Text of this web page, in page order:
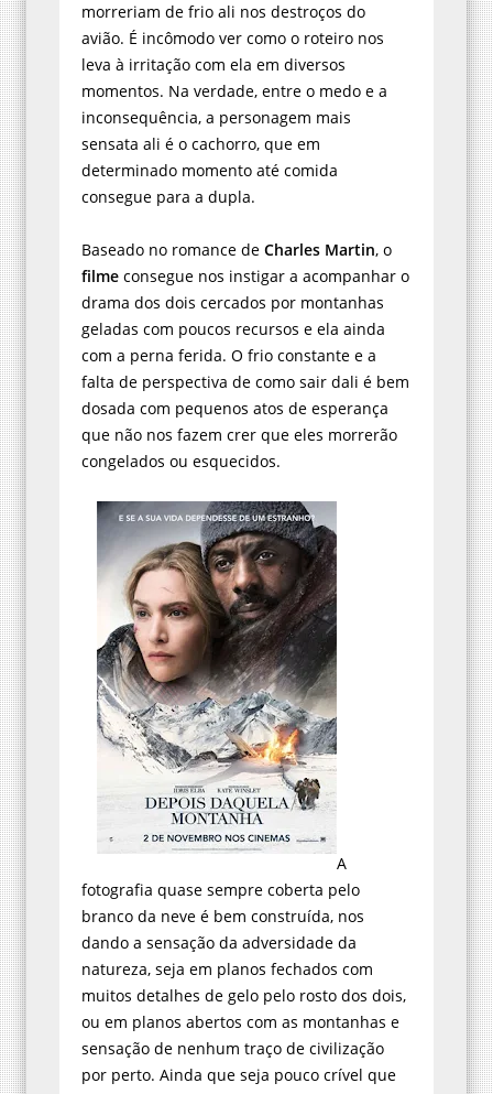
morreriam de frio ali nos destroços do
avião. É incômodo ver como o roteiro nos
leva à irritação com ela em diversos
momentos. Na verdade, entre o medo e a
inconsequência, a personagem mais
sensata ali é o cachorro, que em
determinado momento até comida
consegue para a dupla.
Baseado no romance de Charles Martin, o
filme consegue nos instigar a acompanhar o
drama dos dois cercados por montanhas
geladas com poucos recursos e ela ainda
com a perna ferida. O frio constante e a
falta de perspectiva de como sair dali é bem
dosada com pequenos atos de esperança
que não nos fazem crer que eles morrerão
congelados ou esquecidos.
A
fotografia quase sempre coberta pelo
branco da neve é bem construída, nos
dando a sensação da adversidade da
natureza, seja em planos fechados com
muitos detalhes de gelo pelo rosto dos dois,
ou em planos abertos com as montanhas e
sensação de nenhum traço de civilização
por perto. Ainda que seja pouco crível que